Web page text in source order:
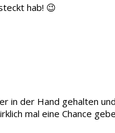
hab! 😉
in der Hand gehalten
mal eine Chance